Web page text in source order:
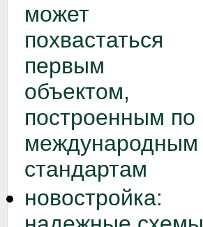
может
похвастаться
первым
объектом,
построенным по
международным
стандартам
новостройка: